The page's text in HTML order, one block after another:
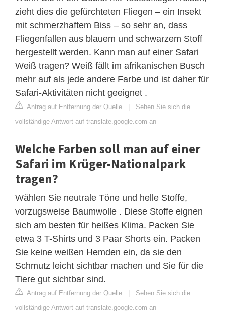
zieht dies die gefürchteten Fliegen – ein Insekt
mit schmerzhaftem Biss – so sehr an, dass
Fliegenfallen aus blauem und schwarzem Stoff
hergestellt werden. Kann man auf einer Safari
Weiß tragen? Weiß fällt im afrikanischen Busch
mehr auf als jede andere Farbe und ist daher für
Safari-Aktivitäten nicht geeignet .
Antrag auf Entfernung der Quelle | Sehen Sie sich die
vollständige Antwort auf translate.google.com an
Welche Farben soll man auf einer
Safari im Krüger-Nationalpark
tragen?
Wählen Sie neutrale Töne und helle Stoffe,
vorzugsweise Baumwolle . Diese Stoffe eignen
sich am besten für heißes Klima. Packen Sie
etwa 3 T-Shirts und 3 Paar Shorts ein. Packen
Sie keine weißen Hemden ein, da sie den
Schmutz leicht sichtbar machen und Sie für die
Tiere gut sichtbar sind.
Antrag auf Entfernung der Quelle | Sehen Sie sich die
vollständige Antwort auf translate.google.com an